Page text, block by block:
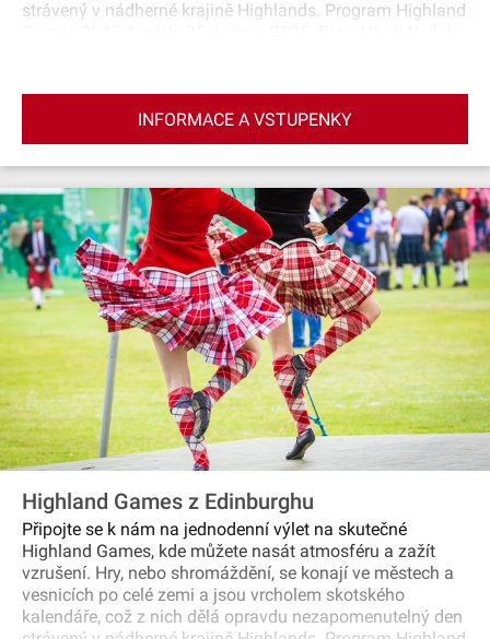
strávený v nádherné krajině Highlands. Program Highland
2025: Crieff Sobota 6. září 2025: Braemar Sobota 13. září
2025: PitlocheryINFORMACE A VSTUPENKY
Highland Games z Edinburghu
Připojte se k nám na jednodenní výlet na skutečné
Highland Games, kde můžete nasát atmosféru a zažít
vzrušení. Hry, nebo shromáždění, se konají ve městech a
vesnicích po celé zemi a jsou vrcholem skotského
kalendáře, což z nich dělá opravdu nezapomenutelný den